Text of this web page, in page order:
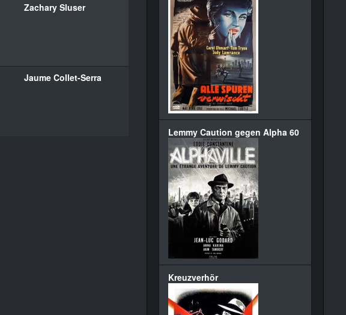
Zachary Sluser
Jaume Collet-Serra
Lemmy Caution gegen Alpha 60
Kreuzverhör